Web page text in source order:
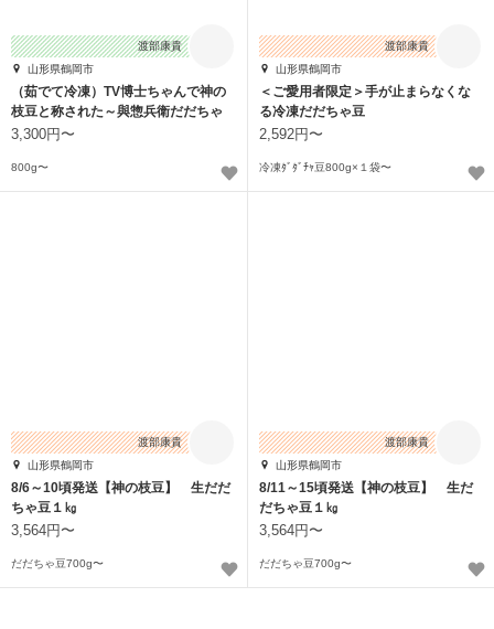
渡部康貴
山形県鶴岡市
（茹でて冷凍）TV博士ちゃんで神の
枝豆と称された～與惣兵衛だだちゃ
豆～
3,300円〜
800g〜
渡部康貴
山形県鶴岡市
＜ご愛用者限定＞手が止まらなくな
る冷凍だだちゃ豆
2,592円〜
冷凍ﾀﾞﾀﾞﾁｬ豆800g×１袋〜
渡部康貴
山形県鶴岡市
8/6～10頃発送【神の枝豆】 生だだ
ちゃ豆１㎏
3,564円〜
だだちゃ豆700g〜
渡部康貴
山形県鶴岡市
8/11～15頃発送【神の枝豆】 生だ
だちゃ豆１㎏
3,564円〜
だだちゃ豆700g〜